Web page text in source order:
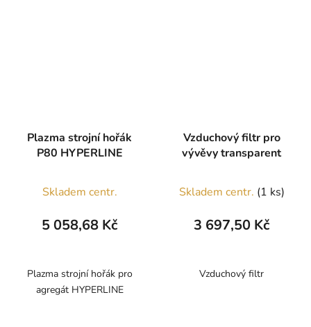
Plazma strojní hořák
P80 HYPERLINE
Skladem centr.
5 058,68 Kč
Plazma strojní hořák pro
agregát HYPERLINE
Vzduchový filtr pro
vývěvy transparent
Skladem centr. (1 ks)
3 697,50 Kč
Vzduchový filtr